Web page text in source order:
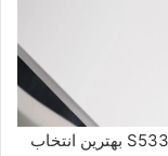
در این بازه قیمتی لپ تاپ ASUS مدل S533EQ-A بهترین انتخاب